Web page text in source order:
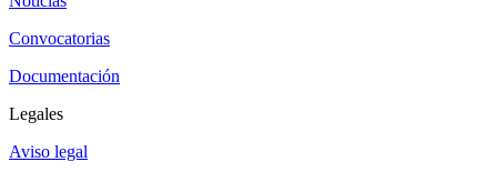
Convocatorias
Documentación
Legales
Aviso legal